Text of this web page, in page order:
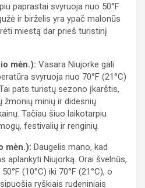
paprastai svyruoja nuo 50°F
ir birželis yra ypač malonūs
miestą dar prieš turistinį
mėn.): Vasara Niujorke gali
svyruoja nuo 70°F (21°C)
pats turistų sezono įkarštis,
žmonių minių ir didesnių
Tačiau šiuo laikotarpiu
festivalių ir renginių.
mėn.): Daugelis mano, kad
aplankyti Niujorką. Orai švelnūs,
(10°C) iki 70°F (21°C), o
ryškiais rudeniniais